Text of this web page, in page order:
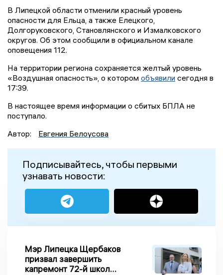
В Липецкой области отменили красный уровень
опасности для Ельца, а также Елецкого,
Долгоруковского, Становлянского и Измалковского
округов. Об этом сообщили в официальном канале
оповещения 112.
На территории региона сохраняется желтый уровень
«Воздушная опасность», о котором объявили сегодня в
17:39.
В настоящее время информации о сбитых БПЛА не
поступало.
Автор:
Евгения Белоусова
Подписывайтесь, чтобы первыми
узнавать новости:
Мэр Липецка Щербаков
призвал завершить
капремонт 72-й школы